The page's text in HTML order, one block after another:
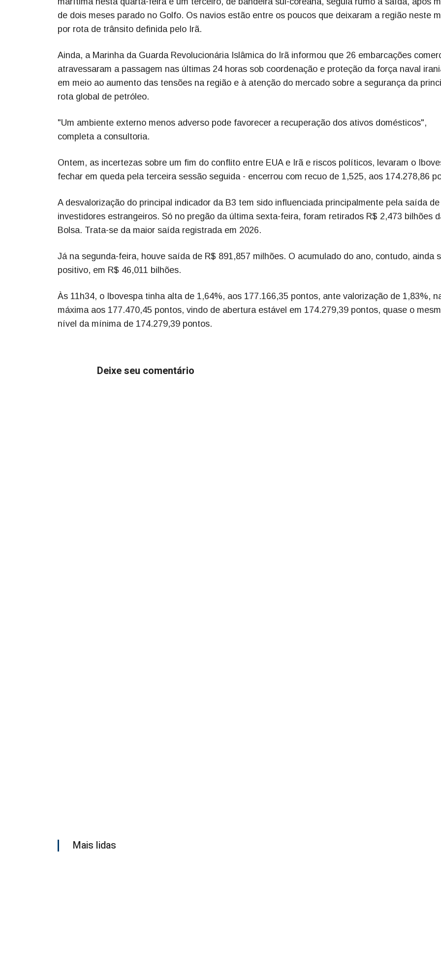
de dois meses parado no Golfo. Os navios estão entre os poucos que deixaram a região neste
por rota de trânsito definida pelo Irã.
Ainda, a Marinha da Guarda Revolucionária Islâmica do Irã informou que 26 embarcações
atravessaram a passagem nas últimas 24 horas sob coordenação e proteção da força naval
em meio ao aumento das tensões na região e à atenção do mercado sobre a segurança da
rota global de petróleo.
"Um ambiente externo menos adverso pode favorecer a recuperação dos ativos domésticos",
completa a consultoria.
Ontem, as incertezas sobre um fim do conflito entre EUA e Irã e riscos políticos, levaram o
fechar em queda pela terceira sessão seguida - encerrou com recuo de 1,525, aos 174.278,86
A desvalorização do principal indicador da B3 tem sido influenciada principalmente pela saída de
investidores estrangeiros. Só no pregão da última sexta-feira, foram retirados R$ 2,473 bilhões
Bolsa. Trata-se da maior saída registrada em 2026.
Já na segunda-feira, houve saída de R$ 891,857 milhões. O acumulado do ano, contudo, ainda
positivo, em R$ 46,011 bilhões.
Às 11h34, o Ibovespa tinha alta de 1,64%, aos 177.166,35 pontos, ante valorização de 1,83%,
máxima aos 177.470,45 pontos, vindo de abertura estável em 174.279,39 pontos, quase o
nível da mínima de 174.279,39 pontos.
Deixe seu comentário
Mais lidas